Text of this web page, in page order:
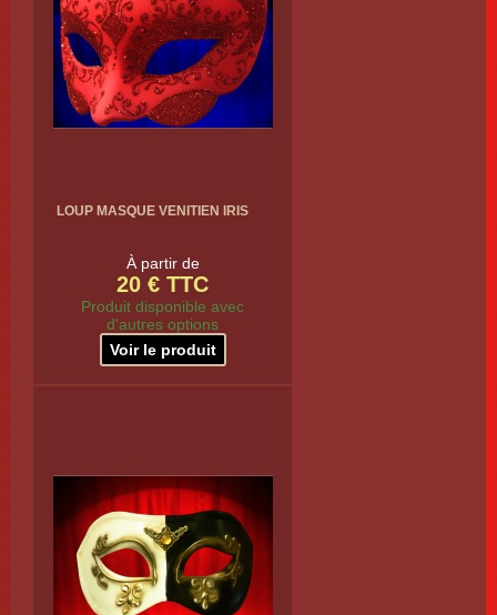
LOUP MASQUE VENITIEN IRIS
À partir de
20 € TTC
Produit disponible avec
d'autres options
Voir le produit